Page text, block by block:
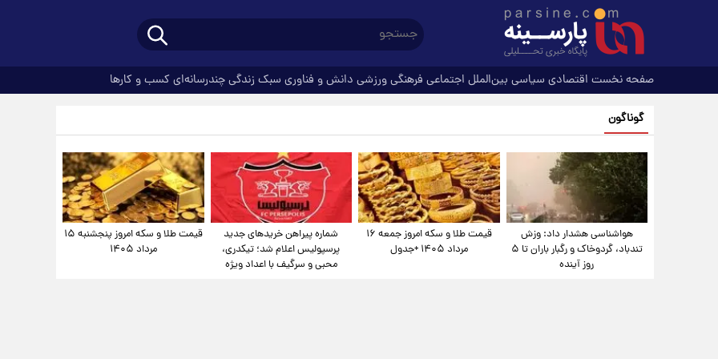
صفحه نخست اقتصادی سیاسی بین‌الملل اجتماعی فرهنگیورزشی دانش و فناوری سبک زندگیچندرسانه‌ای کسب و کارها
گوناگون
هواشناسی هشدار داد: وزش
تندباد، گردوخاک و رگبار باران تا ۵
روز آینده
قیمت طلا و سکه امروز جمعه ۱۶
مرداد ۱۴۰۵ +جدول
شماره پیراهن خریدهای جدید
پرسپولیس اعلام شد؛ تیکدری،
محبی و سرگیف با اعداد ویژه
قیمت طلا و سکه امروز پنجشنبه ۱۵
مرداد ۱۴۰۵